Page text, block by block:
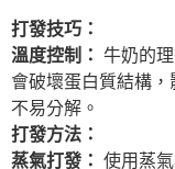
打發技巧：
溫度控制： 牛奶的
會破壞蛋白質結構
不易分解。
打發方法：
蒸氣打發： 使用蒸